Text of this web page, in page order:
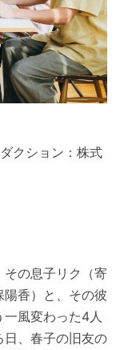
クション：株式
その息子リク（寄
陽⾹）と、その彼
風変わった4人
日、春子の旧友の